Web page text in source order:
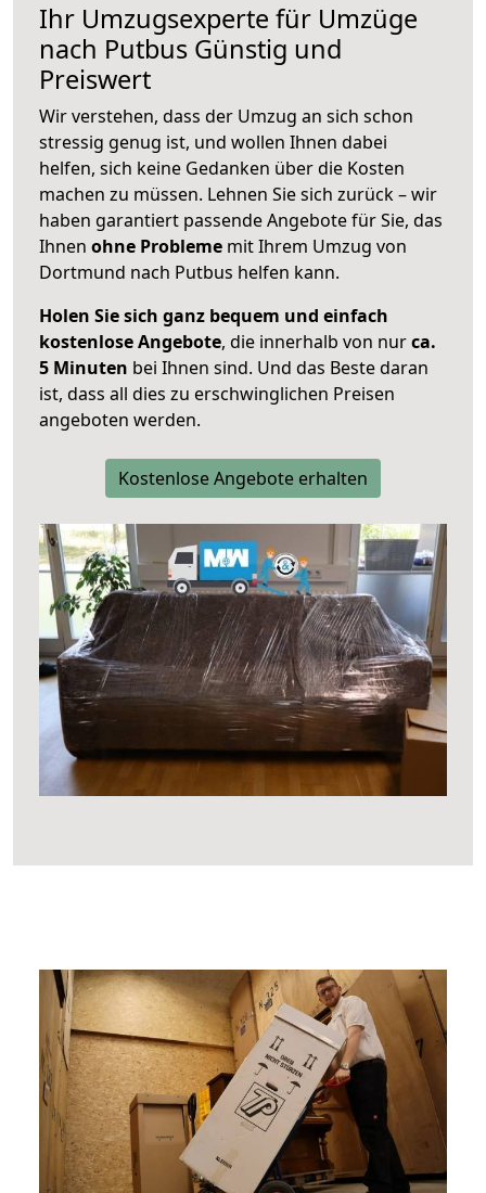
Ihr Umzugsexperte für Umzüge
nach Putbus Günstig und
Preiswert
Wir verstehen, dass der Umzug an sich schon
stressig genug ist, und wollen Ihnen dabei
helfen, sich keine Gedanken über die Kosten
machen zu müssen. Lehnen Sie sich zurück – wir
haben garantiert passende Angebote für Sie, das
Ihnen ohne Probleme mit Ihrem Umzug von
Dortmund nach Putbus helfen kann.
Holen Sie sich ganz bequem und einfach
kostenlose Angebote, die innerhalb von nurca.
5 Minuten bei Ihnen sind. Und das Beste daran
ist, dass all dies zu erschwinglichen Preisen
angeboten werden.
Kostenlose Angebote erhalten